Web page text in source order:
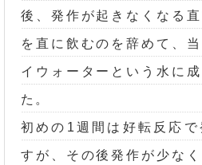
後、発作が起きなくなる
を直に飲むのを辞めて、
イウォーターという水に
た。
初めの1週間は好転反応
すが、その後発作が少な